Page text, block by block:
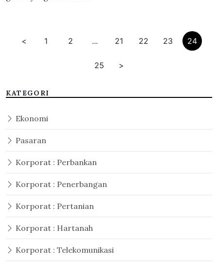
< 1 2 ... 21 22 23 24
25 >
KATEGORI
Ekonomi
Pasaran
Korporat : Perbankan
Korporat : Penerbangan
Korporat : Pertanian
Korporat : Hartanah
Korporat : Telekomunikasi